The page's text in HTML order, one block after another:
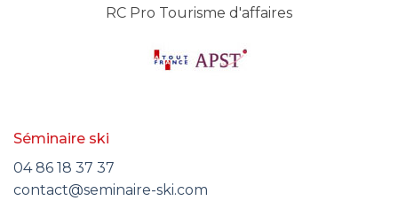
RC Pro Tourisme d'affaires
Séminaire ski
04 86 18 37 37
contact@seminaire-ski.com